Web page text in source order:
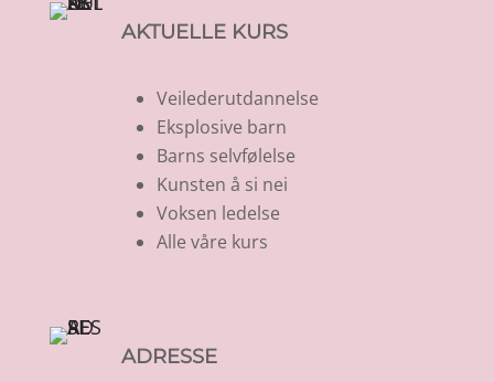
AKTUELLE KURS
Veilederutdannelse
Eksplosive barn
Barns selvfølelse
Kunsten å si nei
Voksen ledelse
Alle våre kurs
ADRESSE